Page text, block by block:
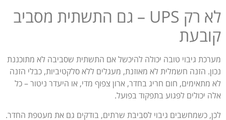
לא רק UPS – גם התשתית מסביב
קובעת
מערכת גיבוי טובה יכולה להיכשל אם התשתית שסביבה לא מתוכננת
נכון. הזנה חשמלית לא מאוזנת, מעגלים ללא סלקטיביות, כבלי הזנה
לא מתאימים, חום חריג בחדר, ארון צפוף מדי, או היעדר ניטור – כל
אלה יכולים לפגוע בתפקוד בפועל.
לכן, כשמחשבים גיבוי לסביבת שרתים, בודקים גם את מעטפת החדר.